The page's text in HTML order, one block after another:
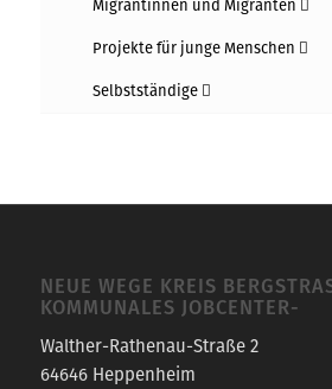
Migrantinnen und Migranten
Projekte für junge Menschen
Selbstständige
NEUE WEGE KREIS
OMMUNALES JOBCENTER-
Walther-Rathenau-Straße 2
64646 Heppenheim